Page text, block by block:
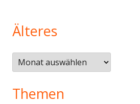
Älteres
Älteres
Themen